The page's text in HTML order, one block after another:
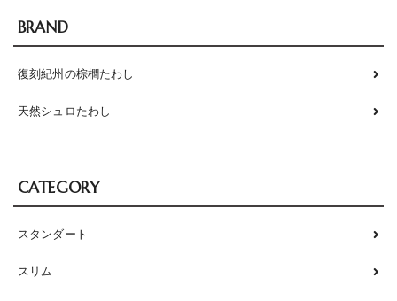
BRAND
復刻紀州の棕櫚たわし
天然シュロたわし
CATEGORY
スタンダート
スリム